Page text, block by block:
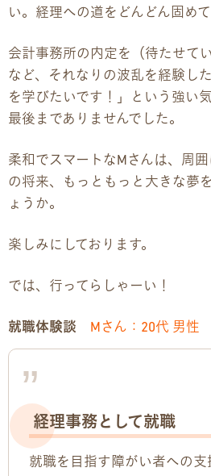
見学・体験のお申し込み
各種SNS
採用情報
い。経理への道をどんどん固めて
会計事務所の内定を（待たせて
など、それなりの波乱を経験し
を学びたいです！」という強い
最後までありませんでした。
柔和でスマートなMさんは、周
の将来、もっともっと大きな夢
ょうか。
楽しみにしております。
では、行ってらしゃーい！
就職体験談 Mさん：20代 男性
経理事務として就職
就職を目指す障がい者への支